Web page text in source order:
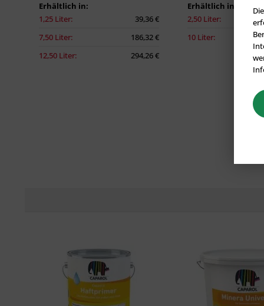
Erhältlich in:
1,25 Liter:
39,36 €
7,50 Liter:
186,32 €
12,50 Liter:
294,26 €
Erhältlich in:
2,50 Liter:
10 Liter: